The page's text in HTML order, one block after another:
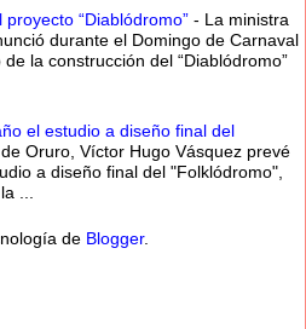
“Diablódromo” - La ministra
durante el Domingo de Carnaval
la construcción del “Diablódromo”
el estudio a diseño final del
Oruro, Víctor Hugo Vásquez prevé
a diseño final del "Folklódromo",
...
de Blogger.